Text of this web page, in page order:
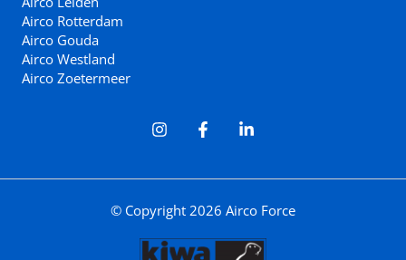
Airco Rotterdam
Airco Gouda
Airco Westland
Airco Zoetermeer
© Copyright 2026 Airco Force